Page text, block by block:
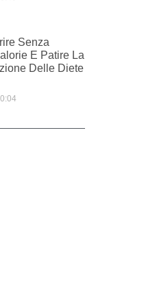
Senza
E Patire La
Delle Diete